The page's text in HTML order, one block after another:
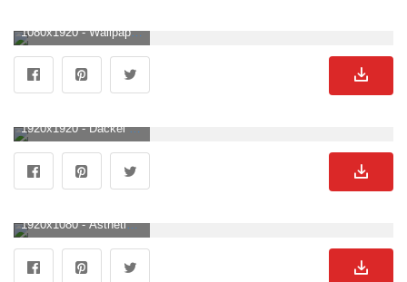
1080x1920 - Wallpaper 1910. Детеныши животных, Милые щенки, Маленькие щенки. Süße Hunde Hintergrundbild für Handy.
1920x1920 - Dackel auf ein Rosa Hintergrund. nahtlos Vektor Muster mit ein Hund. süß endlos Ornament. 23823618 Vektor Kunst bei Vecteezy. Süße Hunde Bild.
1920x1080 - Ästhetik des Laborhundes HD Hintergrundbild herunterladen. Süße Hunde Hintergrundbild für ComputerHD 1080p .